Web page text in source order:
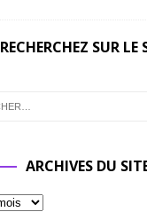
RECHERCHEZ SUR LE
ARCHIVES DU